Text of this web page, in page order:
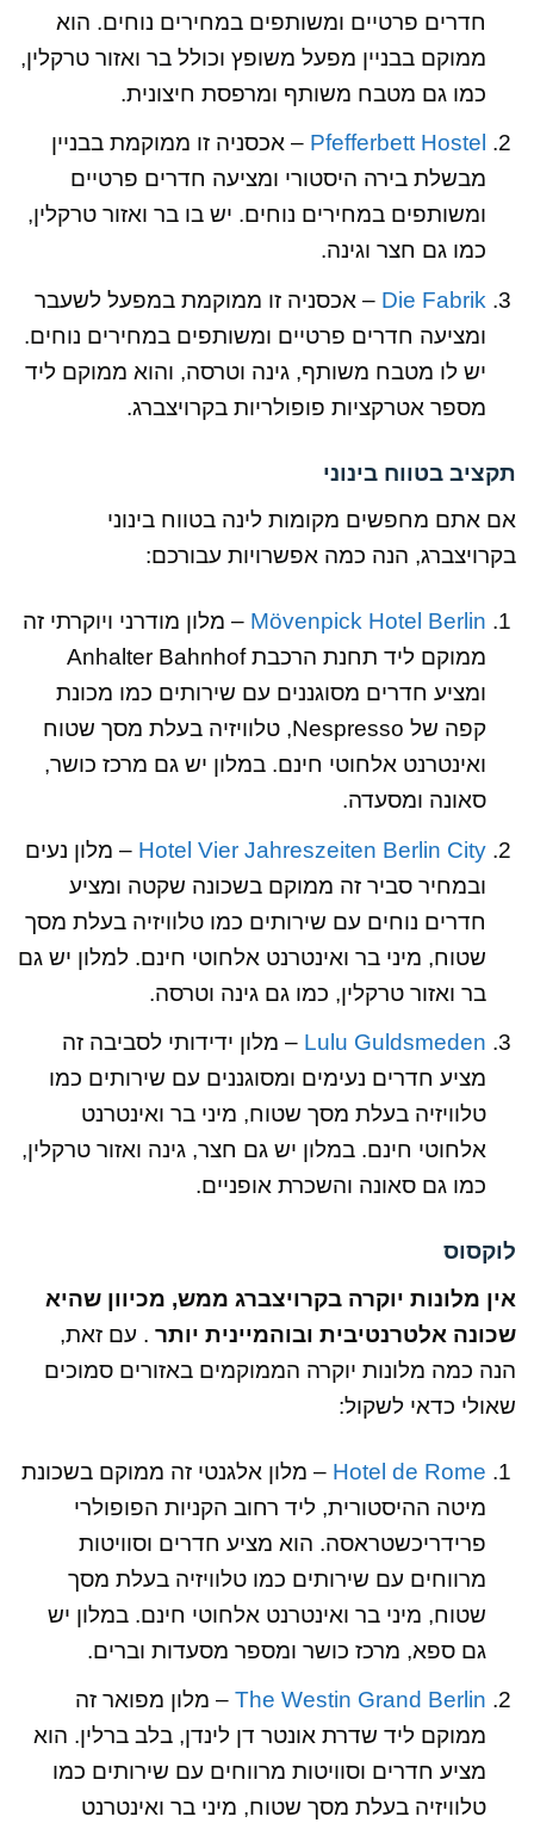
חדרים פרטיים ומשותפים במחירים נוחים. הוא
ממוקם בבניין מפעל משופץ וכולל בר ואזור טרקלין,
כמו גם מטבח משותף ומרפסת חיצונית.
Pfefferbett Hostel – אכסניה זו ממוקמת בבניין
מבשלת בירה היסטורי ומציעה חדרים פרטיים
ומשותפים במחירים נוחים. יש בו בר ואזור טרקלין,
כמו גם חצר וגינה.
Die Fabrik – אכסניה זו ממוקמת במפעל לשעבר
ומציעה חדרים פרטיים ומשותפים במחירים נוחים.
יש לו מטבח משותף, גינה וטרסה, והוא ממוקם ליד
מספר אטרקציות פופולריות בקרויצברג.
תקציב בטווח בינוני
אם אתם מחפשים מקומות לינה בטווח בינוני
בקרויצברג, הנה כמה אפשרויות עבורכם:
Mövenpick Hotel Berlin – מלון מודרני ויוקרתי זה
ממוקם ליד תחנת הרכבת Anhalter Bahnhof
ומציע חדרים מסוגננים עם שירותים כמו מכונת
קפה של Nespresso, טלוויזיה בעלת מסך שטוח
ואינטרנט אלחוטי חינם. במלון יש גם מרכז כושר,
סאונה ומסעדה.
Hotel Vier Jahreszeiten Berlin City – מלון נעים
ובמחיר סביר זה ממוקם בשכונה שקטה ומציע
חדרים נוחים עם שירותים כמו טלוויזיה בעלת מסך
שטוח, מיני בר ואינטרנט אלחוטי חינם. למלון יש גם
בר ואזור טרקלין, כמו גם גינה וטרסה.
Lulu Guldsmeden – מלון ידידותי לסביבה זה
מציע חדרים נעימים ומסוגננים עם שירותים כמו
טלוויזיה בעלת מסך שטוח, מיני בר ואינטרנט
אלחוטי חינם. במלון יש גם חצר, גינה ואזור טרקלין,
כמו גם סאונה והשכרת אופניים.
לוקסוס
אין מלונות יוקרה בקרויצברג ממש, מכיוון שהיא
שכונה אלטרנטיבית ובוהמיינית יותר . עם זאת,
הנה כמה מלונות יוקרה הממוקמים באזורים סמוכים
שאולי כדאי לשקול:
Hotel de Rome – מלון אלגנטי זה ממוקם בשכונת
מיטה ההיסטורית, ליד רחוב הקניות הפופולרי
פרידריכשטראסה. הוא מציע חדרים וסוויטות
מרווחים עם שירותים כמו טלוויזיה בעלת מסך
שטוח, מיני בר ואינטרנט אלחוטי חינם. במלון יש
גם ספא, מרכז כושר ומספר מסעדות וברים.
The Westin Grand Berlin– מלון מפואר זה
ממוקם ליד שדרת אונטר דן לינדן, בלב ברלין. הוא
מציע חדרים וסוויטות מרווחים עם שירותים כמו
טלוויזיה בעלת מסך שטוח, מיני בר ואינטרנט